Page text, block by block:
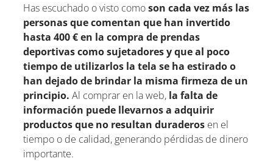
Has escuchado o visto comoson cada vez más las
personas que comentan que han invertido
hasta 400 € en la compra de prendas
deportivas como sujetadores y que al poco
tiempo de utilizarlos la tela se ha estirado o
han dejado de brindar la misma firmeza de un
principio. Al comprar en la web, la falta de
información puede llevarnos a adquirir
productos que no resultan duraderos en el
tiempo o de calidad, generando pérdidas de dinero
importante.